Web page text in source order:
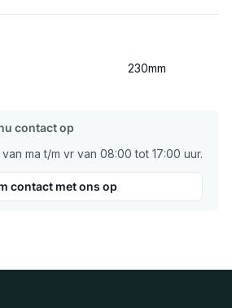
230mm
contact op
ma t/m vr van 08:00 tot 17:00 uur.
contact met ons op